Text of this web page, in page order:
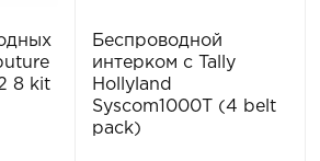
8 kit
Беспроводной
интерком с Tally
Hollyland
Syscom1000T (4 belt
pack)